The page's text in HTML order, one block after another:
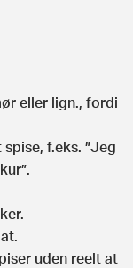
eller lign., fordi
f.eks. ”Jeg
uden reelt at